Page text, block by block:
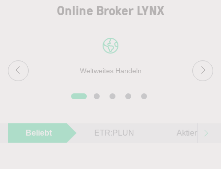
Online Broker LYNX
Weltweites Handeln
Beliebt ETR:PLUN Aktien im